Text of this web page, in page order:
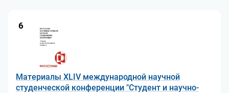
6
Материалы XLIV международной научной
студенческой конференции "Студент и научно-